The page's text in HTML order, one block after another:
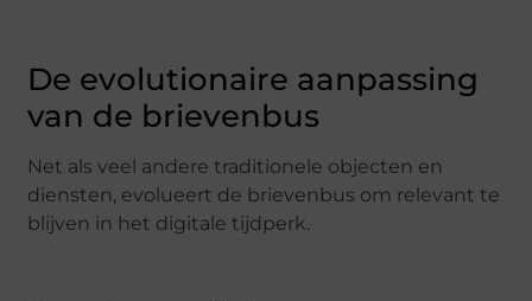
De evolutionaire aanpassing
van de brievenbus
Net als veel andere traditionele objecten en
diensten, evolueert de brievenbus om relevant te
blijven in het digitale tijdperk.